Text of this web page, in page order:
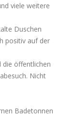
viele weitere
Duschen
positiv auf der
die öffentlichen
Nicht
Badetonnen